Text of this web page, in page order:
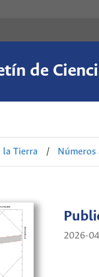
de
la Tierra /
2026-